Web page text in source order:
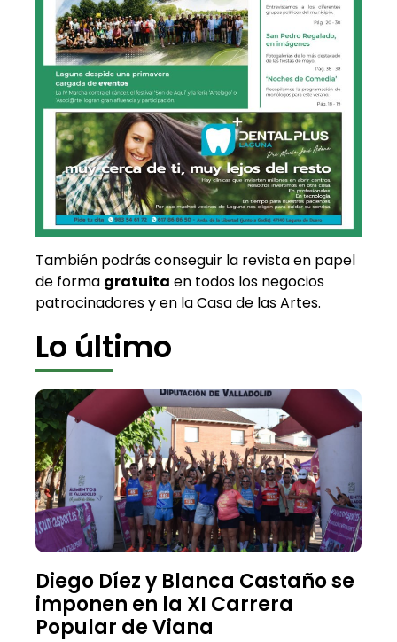
También podrás conseguir la revista en papel
de forma gratuita en todos los negocios
patrocinadores y en la Casa de las Artes.
Lo último
Diego Díez y Blanca Castaño se
imponen en la XI Carrera
Popular de Viana